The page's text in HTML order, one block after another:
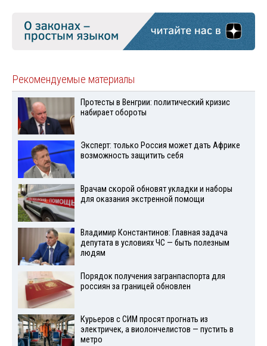
Рекомендуемые материалы
Протесты в Венгрии: политический кризис
набирает обороты
Эксперт: только Россия может дать Африке
возможность защитить себя
Врачам скорой обновят укладки и наборы
для оказания экстренной помощи
Владимир Константинов: Главная задача
депутата в условиях ЧС — быть полезным
людям
Порядок получения загранпаспорта для
россиян за границей обновлен
Курьеров с СИМ просят прогнать из
электричек, а виолончелистов — пустить в
метро